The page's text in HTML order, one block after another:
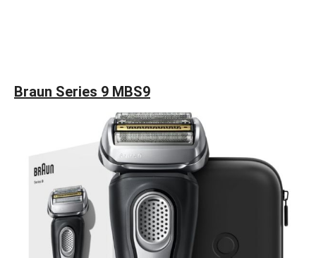
Braun Series 9 MBS9